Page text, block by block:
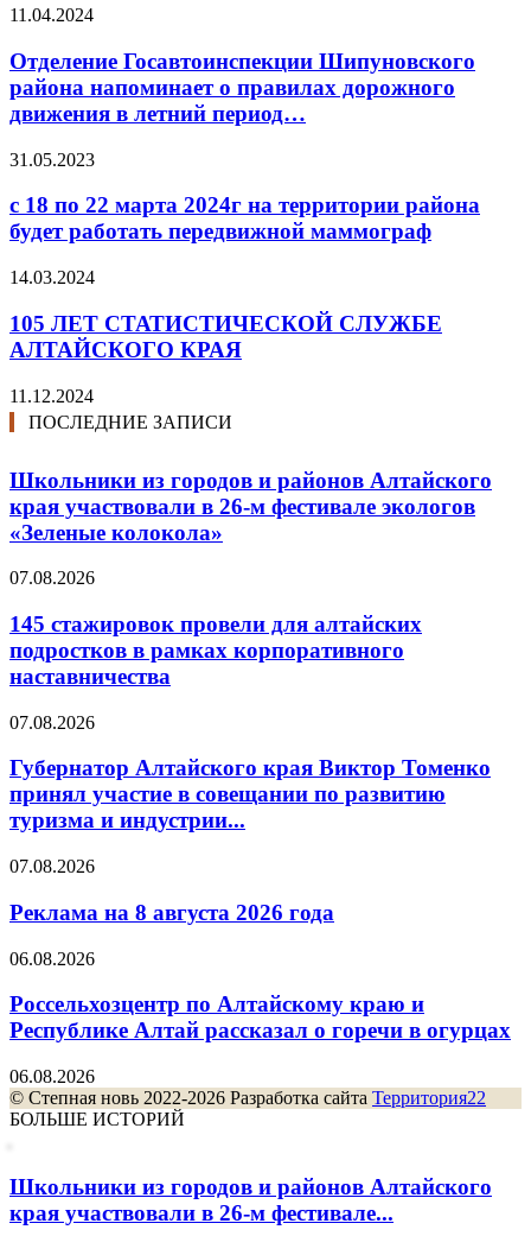
11.04.2024
Отделение Госавтоинспекции Шипуновского
района напоминает о правилах дорожного
движения в летний период…
31.05.2023
с 18 по 22 марта 2024г на территории района
будет работать передвижной маммограф
14.03.2024
105 ЛЕТ СТАТИСТИЧЕСКОЙ СЛУЖБЕ
АЛТАЙСКОГО КРАЯ
11.12.2024
ПОСЛЕДНИЕ ЗАПИСИ
Школьники из городов и районов Алтайского
края участвовали в 26-м фестивале экологов
«Зеленые колокола»
07.08.2026
145 стажировок провели для алтайских
подростков в рамках корпоративного
наставничества
07.08.2026
Губернатор Алтайского края Виктор Томенко
принял участие в совещании по развитию
туризма и индустрии...
07.08.2026
Реклама на 8 августа 2026 года
06.08.2026
Россельхозцентр по Алтайскому краю и
Республике Алтай рассказал о горечи в огурцах
06.08.2026
© Степная новь 2022-2026 Разработка сайта Территория22
БОЛЬШЕ ИСТОРИЙ
Школьники из городов и районов Алтайского
края участвовали в 26-м фестивале...